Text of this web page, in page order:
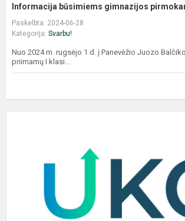
Informacija būsimiems gimnazijos
Paskelbta: 2024-06-28
Kategorija: Svarbu!
Nuo 2024 m. rugsėjo 1 d. į Panevėžio Juozo
priimamų I klasi...